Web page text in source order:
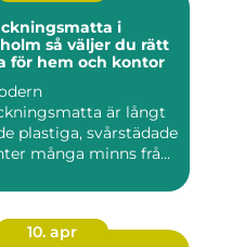
i
du rätt
för hem och kontor
är långt
plastiga, svårstädade
många minns från
10. apr